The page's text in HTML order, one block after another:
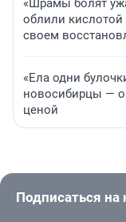
«Шрамы болят
облили кислотой
своем
«Ела одни
новосибирцы — о
ценой
Подписаться на